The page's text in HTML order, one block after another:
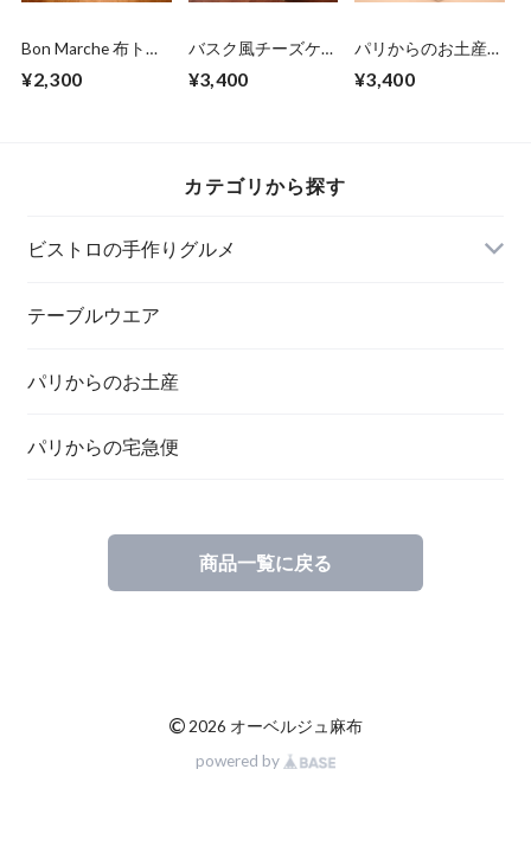
Bon Marche 布トー
¥2,300
バスク風チーズケー
キ（各2〜3人前）
¥3,400
パリからのお土産
Frères 袋詰アルティ
¥3,400
カテゴリから探す
ビストロの手作りグルメ
テーブルウエア
パリからのお土産
パリからの宅急便
商品一覧に戻る
© 2026 オーベルジュ麻布
powered by